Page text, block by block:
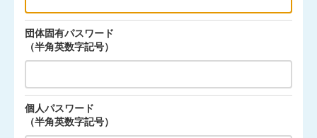
団体固有パスワード
（半角英数字記号）
個人パスワード
（半角英数字記号）